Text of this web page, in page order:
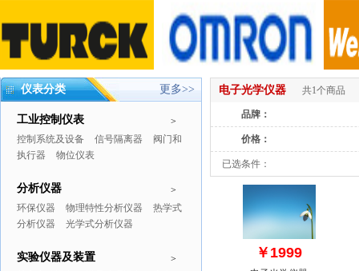
仪表分类 更多>>
>
工业控制仪表
控制系统及设备 信号隔离器
阀门和
执行器
物位仪表
>
分析仪器
环保仪器 物理特性分析仪器
热学式
分析仪器
光学式分析仪器
>
实验仪器及装置
电子光学仪器 共1个商品
品牌：
价格：
已选条件：
￥1999